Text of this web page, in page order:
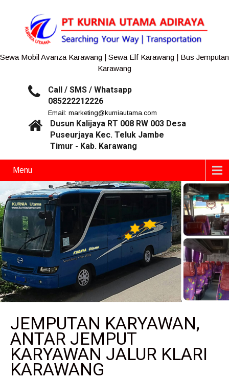
Sewa Mobil Avanza Karawang | Sewa Elf Karawang | Bus Jemputan
Karawang
Call / SMS / Whatsapp
085222212226
Email: marketing@kurniautama.com
Dusun Kalijaya RT 008 RW 003 Desa
Puseurjaya Kec. Teluk Jambe
Timur - Kab. Karawang
Menu
JEMPUTAN KARYAWAN,
ANTAR JEMPUT
KARYAWAN JALUR KLARI
KARAWANG